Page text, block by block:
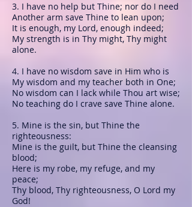
3. I have no help but Thine; nor do I need
Another arm save Thine to lean upon;
It is enough, my Lord, enough indeed;
My strength is in Thy might, Thy might
alone.
4. I have no wisdom save in Him who is
My wisdom and my teacher both in One;
No wisdom can I lack while Thou art wise;
No teaching do I crave save Thine alone.
5. Mine is the sin, but Thine the
righteousness:
Mine is the guilt, but Thine the cleansing
blood;
Here is my robe, my refuge, and my
peace;
Thy blood, Thy righteousness, O Lord my
God!